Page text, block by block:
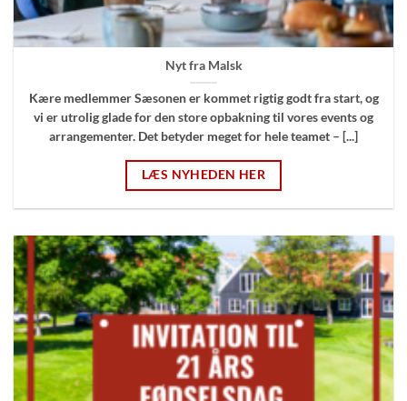
Nyt fra Malsk
Kære medlemmer Sæsonen er kommet rigtig godt fra start, og
vi er utrolig glade for den store opbakning til vores events og
arrangementer. Det betyder meget for hele teamet – [...]
LÆS NYHEDEN HER